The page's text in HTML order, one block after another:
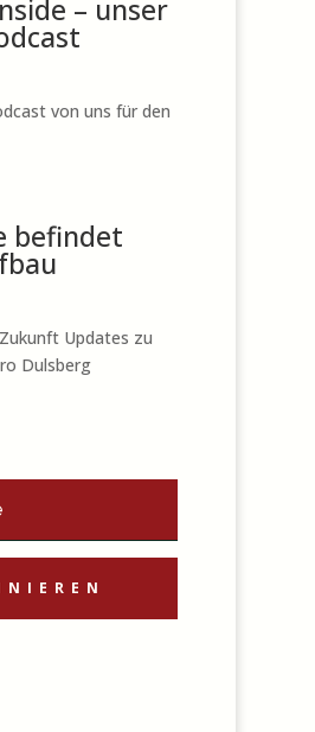
– unser
von uns für den
befindet
Updates zu
Dulsberg